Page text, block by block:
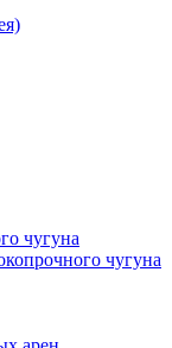
чугуна
чугуна